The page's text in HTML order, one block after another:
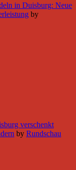
in Duisburg: Neue
by
verschenkt
by Rundschau